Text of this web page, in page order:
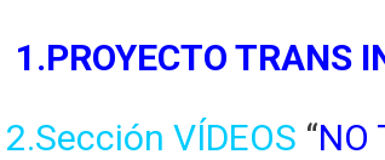
1.PROYECTO TRANS
2.Sección VÍDEOS “NO